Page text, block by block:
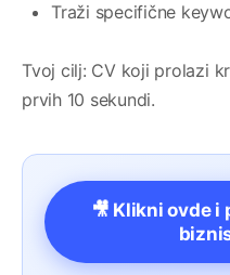
Traži specifične
Tvoj cilj: CV koji prolazi
prvih 10 sekundi.
🎥 Klikni ovde